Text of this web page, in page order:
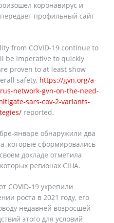
коронавирус и
профильный сайт
from COVID-19 continue to
be imperative to quickly
proven to at least show
safety, https://gvn.org/a-
network-gvn-on-the-need-
sars-cov-2-variants-
reported.
январе обнаружили два
которые сформировались
докладе отметила
регионах США.
COVID-19 укрепили
роста в 2021 году, его
недавней возросшей
этого для условий